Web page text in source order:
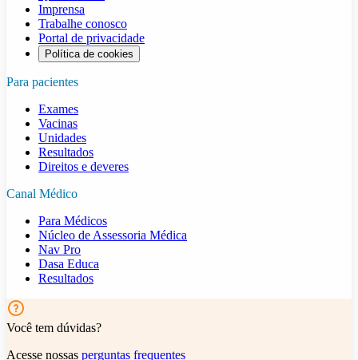
Imprensa
Trabalhe conosco
Portal de privacidade
Política de cookies
Para pacientes
Exames
Vacinas
Unidades
Resultados
Direitos e deveres
Canal Médico
Para Médicos
Núcleo de Assessoria Médica
Nav Pro
Dasa Educa
Resultados
Você tem dúvidas?
Acesse nossas perguntas frequentes